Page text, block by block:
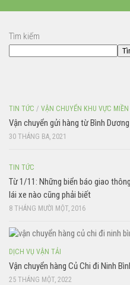
Tìm kiếm
TIN TỨC / VẬN CHUYỂN KHU VỰC MIỀN
Vận chuyển gửi hàng từ Bình
30 THÁNG BA, 2021
TIN TỨC
Từ 1/11: Những biển báo giao
lái xe nào cũng phải biết
8 THÁNG MƯỜI MỘT, 2016
DỊCH VỤ VẬN TẢI
Vận chuyển hàng Củ Chi đi Ninh
25 THÁNG MỘT, 2022